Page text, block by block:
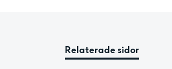
Relaterade sidor